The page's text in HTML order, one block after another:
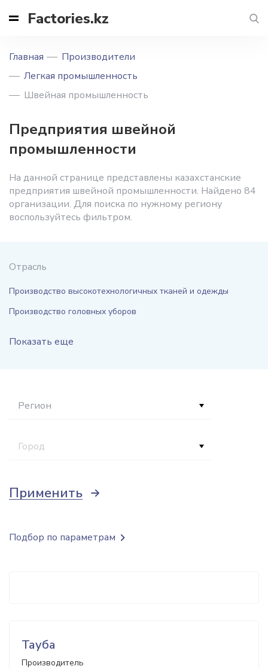
Factories.kz
Главная
Производители
Легкая промышленность
Швейная промышленность
Предприятия швейной
промышленности
На данной странице представлены казахстанские
предприятия швейной промышленности. Найдено 84
организации. Для поиска по нужному региону
воспользуйтесь фильтром.
Отрасль
Производство высокотехнологичных тканей и одежды
Производство головных уборов
Показать еще
Регион
Город
Применить
Тауба
Производитель
Подбор по параметрам